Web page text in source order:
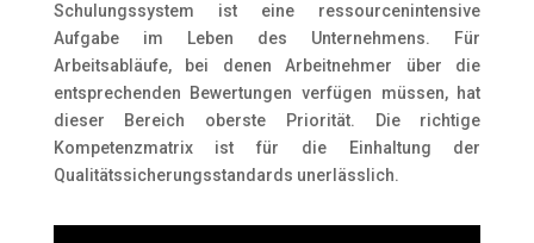
Schulungssystem ist eine ressourcenintensive
Aufgabe im Leben des Unternehmens. Für
Arbeitsabläufe, bei denen Arbeitnehmer über die
entsprechenden Bewertungen verfügen müssen, hat
dieser Bereich oberste Priorität. Die richtige
Kompetenzmatrix ist für die Einhaltung der
Qualitätssicherungsstandards unerlässlich.